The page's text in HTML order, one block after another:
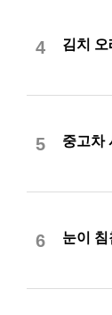
4 김치 오
5 중고차
6 눈이